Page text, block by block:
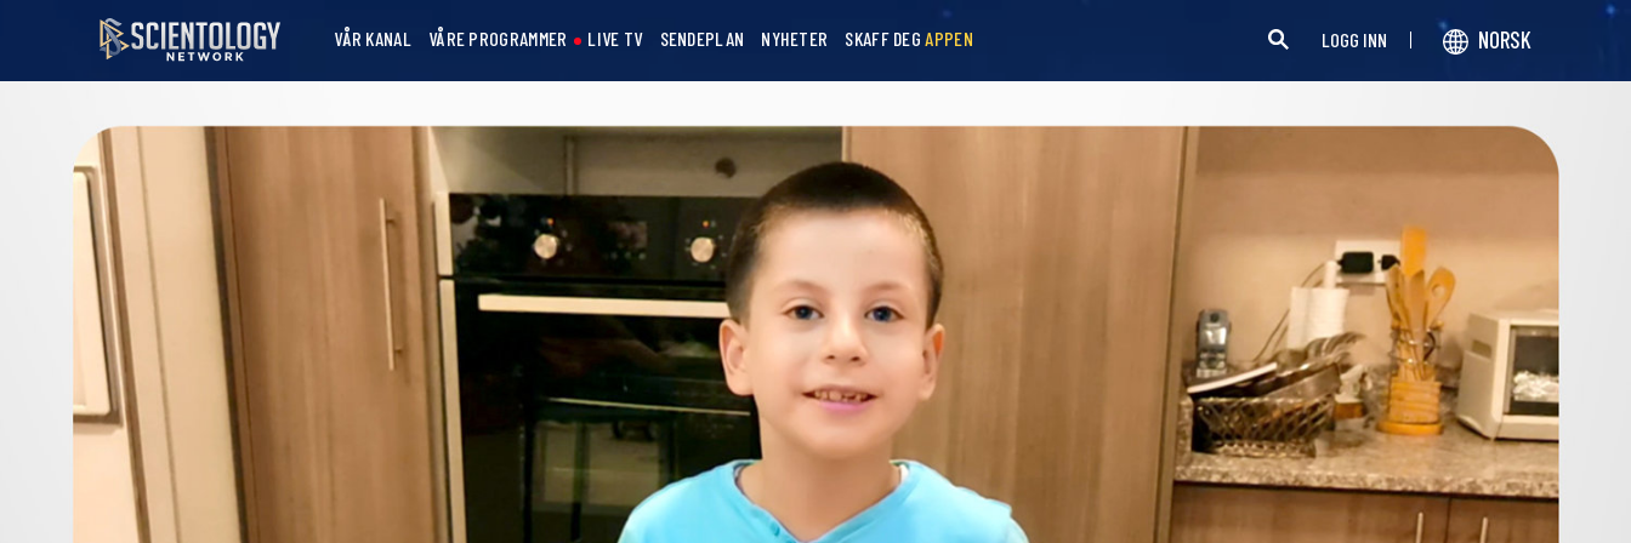
VÅR KANAL VÅRE PROGRAMMER LIVE TV SENDEPLAN NYHETER SKAFF DEGAPPEN LOGG INN NORSK